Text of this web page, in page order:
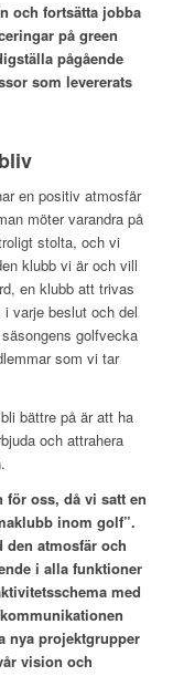
och fortsätta jobba
på green
pågående
som levererats
en positiv atmosfär
möter varandra på
stolta, och vi
klubb vi är och vill
en klubb att trivas
varje beslut och del
golfvecka
som vi tar
bättre på är att ha
och attrahera
för oss, då vi satt en
inom golf”.
den atmosfär och
i alla funktioner
med
nya projektgrupper
vision och